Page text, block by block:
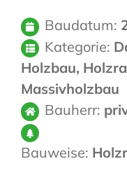
Baudatum:
Kategorie:
Holzbau,
Massivholzbau
Bauherr:
Bauweise: